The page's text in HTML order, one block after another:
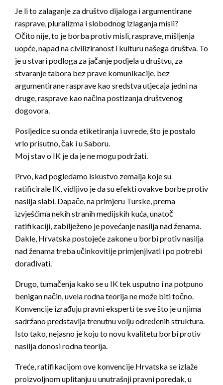
Je li to zalaganje za društvo dijaloga i argumentirane
rasprave, pluralizma i slobodnog izlaganja misli?
Očito nije, to je borba protiv misli, rasprave, mišljenja
uopće, napad na civiliziranost i kulturu našega društva. To
je u stvari podloga za jačanje podjela u društvu, za
stvaranje tabora bez prave komunikacije, bez
argumentirane rasprave kao sredstva utjecaja jedni na
druge, rasprave kao načina postizanja društvenog
dogovora.
Posljedice su onda etiketiranja i uvrede, što je postalo
vrlo prisutno, čak i u Saboru.
Moj stav o IK je da je ne mogu podržati.
Prvo, kad pogledamo iskustvo zemalja koje su
ratificirale IK, vidljivo je da su efekti ovakve borbe protiv
nasilja slabi. Dapače, na primjeru Turske, prema
izvješćima nekih stranih medijskih kuća, unatoč
ratifikaciji, zabilježeno je povećanje nasilja nad ženama.
Dakle, Hrvatska postojeće zakone u borbi protiv nasilja
nad ženama treba učinkovitije primjenjivati i po potrebi
dorađivati.
Drugo, tumačenja kako se u IK tek usputno i na potpuno
benigan način, uvela rodna teorija ne može biti točno.
Konvencije izrađuju pravni eksperti te sve što je u njima
sadržano predstavlja trenutnu volju određenih struktura.
Isto tako, nejasno je koju to novu kvalitetu borbi protiv
nasilja donosi rodna teorija.
Treće, ratifikacijom ove konvencije Hrvatska se izlaže
proizvoljnom uplitanju u unutrašnji pravni poredak, u